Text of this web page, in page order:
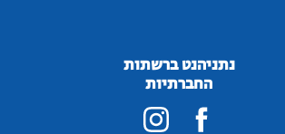
נתניהנט ברשתות
החברתיות